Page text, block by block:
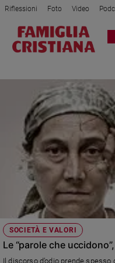
Attualità
Mondo
Economia
Legalità
giustizia
Sport
Interviste
Papa
Papa
Riflessioni Foto Video
Privacy Policy Chi siamo
Registrati Redazione
SOCIETÀ E VALORI
Le “parole che
Il discorso d’odio prende